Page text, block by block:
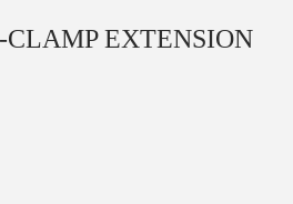
CLAMP EXTENSION